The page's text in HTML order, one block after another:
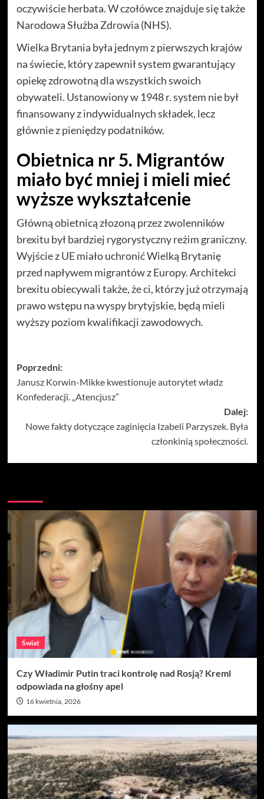
oczywiście herbata. W czołówce znajduje się także
Narodowa Służba Zdrowia (NHS).
Wielka Brytania była jednym z pierwszych krajów
na świecie, który zapewnił system gwarantujący
opiekę zdrowotną dla wszystkich swoich
obywateli. Ustanowiony w 1948 r. system nie był
finansowany z indywidualnych składek, lecz
głównie z pieniędzy podatników.
Obietnica nr 5. Migrantów
miało być mniej i mieli mieć
wyższe wykształcenie
Główną obietnicą złozoną przez zwolenników
brexitu był bardziej rygorystyczny reżim graniczny.
Wyjście z UE miało uchronić Wielką Brytanię
przed napływem migrantów z Europy. Architekci
brexitu obiecywali także, że ci, którzy już otrzymają
prawo wstępu na wyspy brytyjskie, będą mieli
wyższy poziom kwalifikacji zawodowych.
Zobacz
wpisy
Poprzedni:
Janusz Korwin-Mikke kwestionuje autorytet władz
Konfederacji. „Atencjusz”
Dalej:
Nowe fakty dotyczące zaginięcia Izabeli Parzyszek. Była
członkinią społeczności.
Świat
Czy Władimir Putin traci kontrolę nad Rosją? Kreml
odpowiada na głośny apel
16 kwietnia, 2026